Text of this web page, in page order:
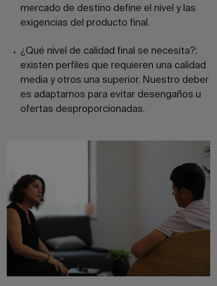
mercado de destino define el nivel y las
exigencias del producto final.
¿Qué nivel de calidad final se necesita?:
existen perfiles que requieren una calidad
media y otros una superior. Nuestro deber
es adaptarnos para evitar desengaños u
ofertas desproporcionadas.